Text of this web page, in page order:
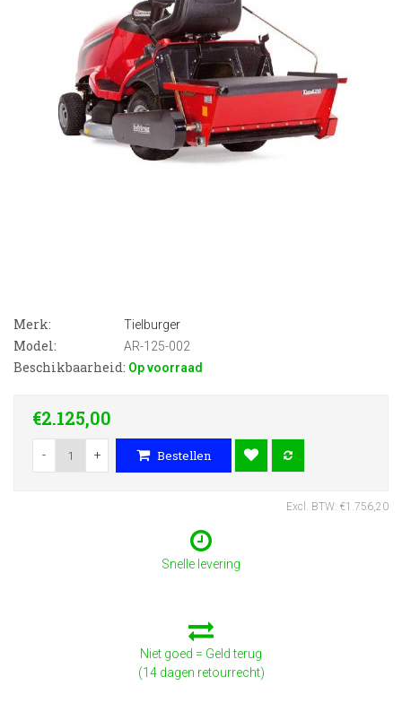
Merk: Tielburger
Model: AR-125-002
Beschikbaarheid: Op voorraad
€2.125,00
- + Bestellen
Excl. BTW: €1.756,20
Snelle levering
Niet goed = Geld terug
(14 dagen retourrecht)